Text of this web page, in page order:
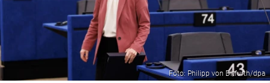
Foto: Philipp von Ditfurth/dpa